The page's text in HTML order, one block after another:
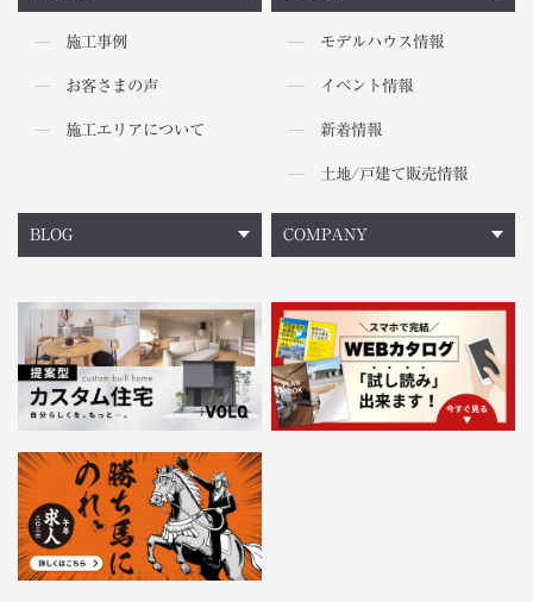
施工事例
お客さまの声
施工エリアについて
モデルハウス情報
イベント情報
新着情報
土地/戸建て販売情報
BLOG COMPANY